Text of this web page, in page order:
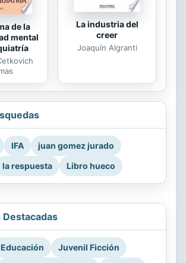
de la
mental
La industria del
creer
Joaquín Algranti
IFA
juan gomez jurado
la respuesta Libro hueco
Educación
Juvenil Ficción